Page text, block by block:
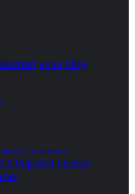
internet apps blog
Commons
Unported License